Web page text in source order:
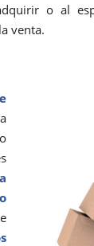
o al
venta.